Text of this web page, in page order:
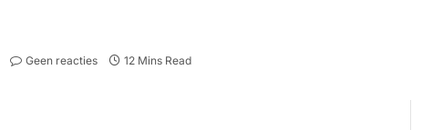
Geen reacties 12 Mins Read